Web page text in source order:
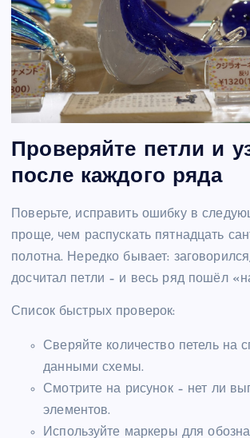
Проверяйте петли и
после каждого ряда
Поверьте, исправить ошибку в
проще, чем распускать пятнадцать
полотна. Нередко бывает:
досчитал петли – и весь ряд пошёл
Список быстрых проверок:
Сверяйте количество петель на
данными схемы.
Смотрите на рисунок – нет ли
элементов.
Используйте маркеры для